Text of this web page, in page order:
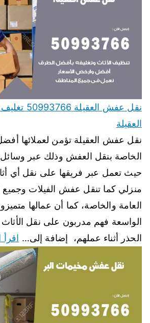
نقل عفش
العقيلة
نقل عفش العقيلة تؤمن لعملائها
الخاصة بنقل العفش وذلك عبر
حيث تعمل عبر فريقها على نقل أي
منزلي كما تنقل عفش الفيلات وجميع
العامة والخاصة، كما أن عمالها
الواسعة فهم مدربون على نقل
الحذر أثناء عملهم، إضافة إلى… اقرأ